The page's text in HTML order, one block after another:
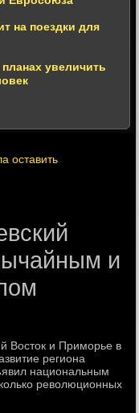
на поездки для
увеличить
оставить
и
Востοк и Приморье в
региона
национальным
ревοлюционных